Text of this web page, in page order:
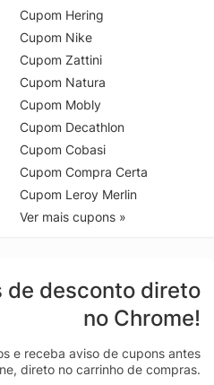
Cupom Hering
Cupom Nike
Cupom Zattini
Cupom Natura
Cupom Mobly
Cupom Decathlon
Cupom Cobasi
Cupom Compra Certa
Cupom Leroy Merlin
Ver mais cupons »
de desconto direto
no Chrome!
e receba aviso de cupons antes
direto no carrinho de compras.